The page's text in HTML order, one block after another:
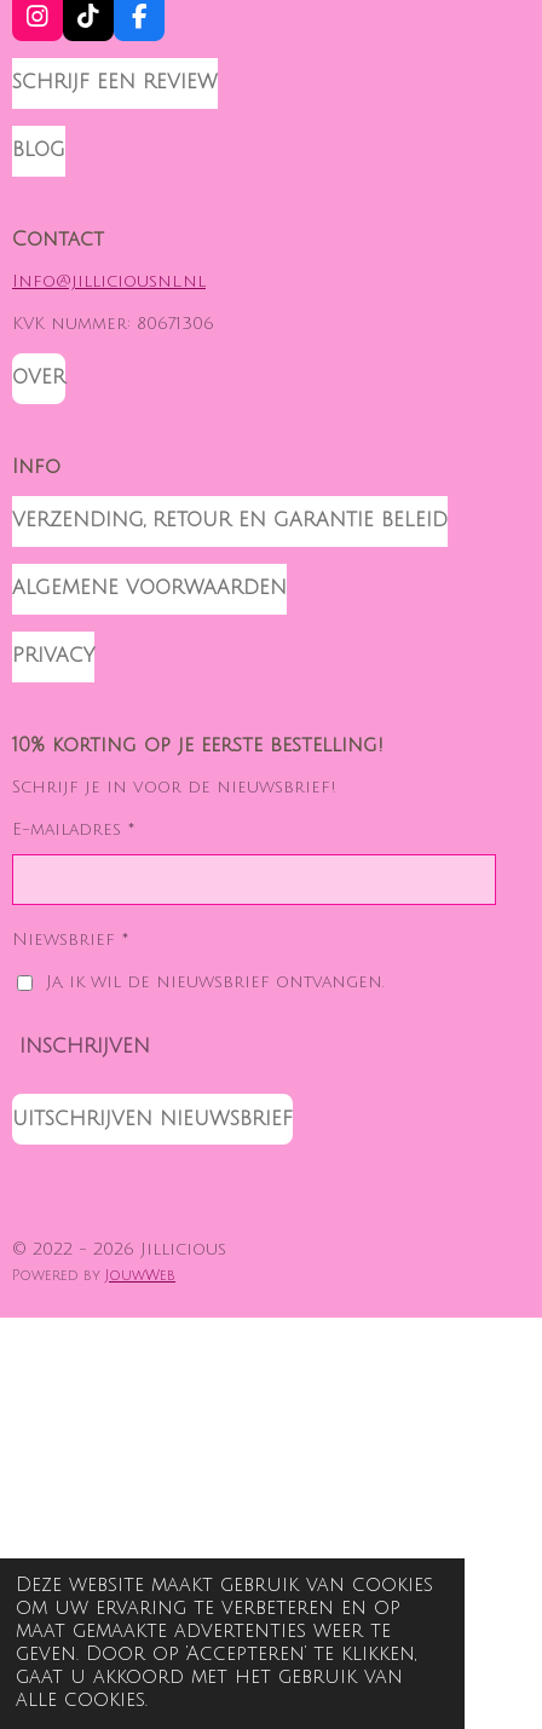
Deze website maakt gebruik van cookies
om uw ervaring te verbeteren en op
maat gemaakte advertenties weer te
geven. Door op ‘Accepteren’ te klikken,
gaat u akkoord met het gebruik van
alle cookies.
I
N
S
T
A
G
R
T
I
K
O
F
A
C
E
B
SCHRIJF EEN REVIEW
BLOG
Contact
Info@jilliciousnl.nl
KVK nummer: 80671306
OVER
Info
VERZENDING, RETOUR EN GARANTIE BELEID
ALGEMENE VOORWAARDEN
PRIVACY
10% korting op je eerste bestelling!
Schrijf je in voor de nieuwsbrief!
E-mailadres *
Niewsbrief *
Ja, ik wil de nieuwsbrief ontvangen.
INSCHRIJVEN
UITSCHRIJVEN NIEUWSBRIEF
© 2022 - 2026 Jillicious
Powered by JouwWeb